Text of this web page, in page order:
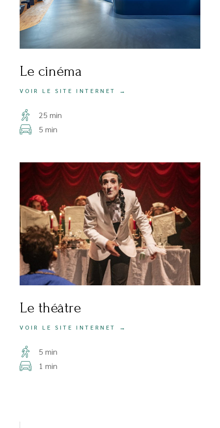
Le cinéma
VOIR LE SITE INTERNET →
25 min
5 min
Le théâtre
VOIR LE SITE INTERNET →
5 min
1 min